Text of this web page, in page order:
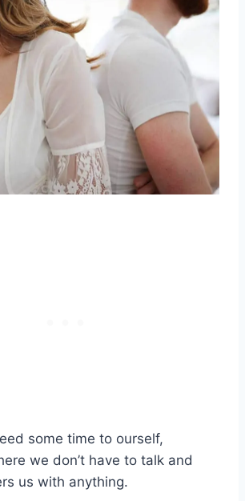
some time to ourself,
we don’t have to talk and
us with anything.